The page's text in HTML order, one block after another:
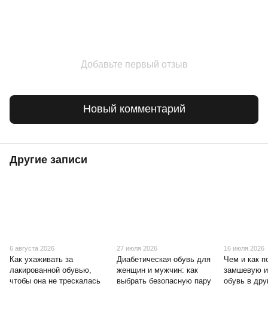
Добавьте первый отзыв
Новый комментарий
Другие записи
6 августа 2026
Как ухаживать за
лакированной обувью,
чтобы она не трескалась
27 июля 2026
Диабетическая обувь для
женщин и мужчин: как
выбрать безопасную пару
16 июля 2026
Чем и как
замшевую
обувь в